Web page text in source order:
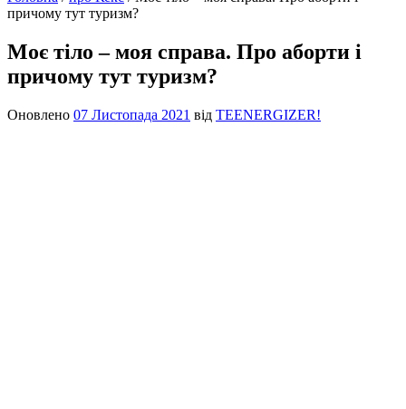
причому тут туризм?
Моє тіло – моя справа. Про аборти і
причому тут туризм?
Оновлено 07 Листопада 2021 від TEENERGIZER!